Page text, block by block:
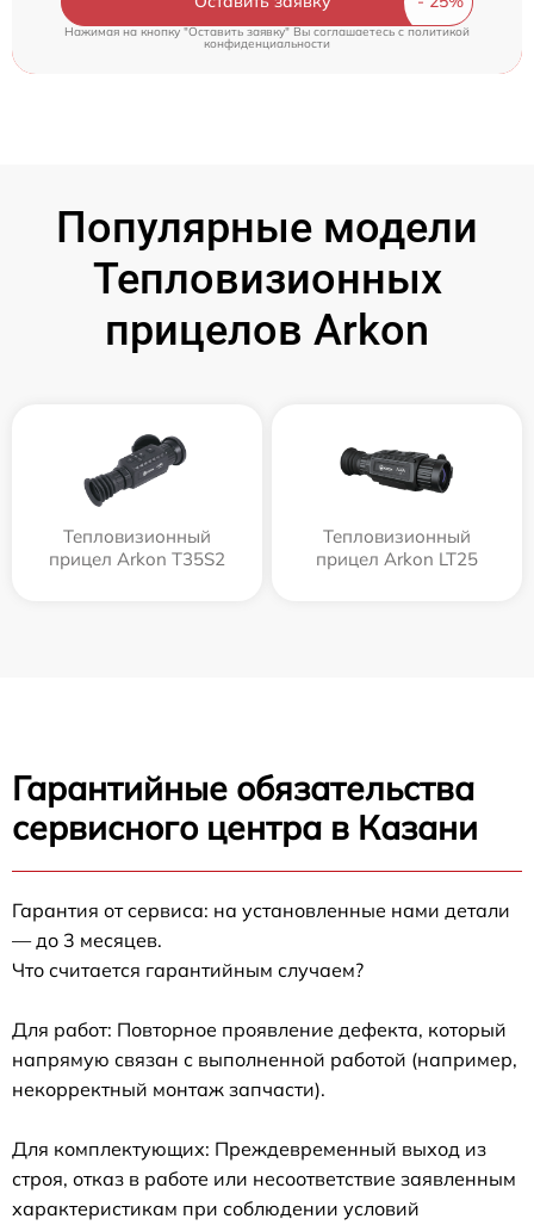
Нажимая на кнопку "Оставить заявку" Вы соглашаетесь cполитикой
конфиденциальности
Популярные модели
Тепловизионных
прицелов Arkon
Тепловизионный
прицел Arkon T35S2
Тепловизионный
прицел Arkon LT25
Гарантийные обязательства
сервисного центра в Казани
Гарантия от сервиса: на установленные нами детали
— до 3 месяцев.
Что считается гарантийным случаем?
Для работ: Повторное проявление дефекта, который
напрямую связан с выполненной работой (например,
некорректный монтаж запчасти).
Для комплектующих: Преждевременный выход из
строя, отказ в работе или несоответствие заявленным
характеристикам при соблюдении условий